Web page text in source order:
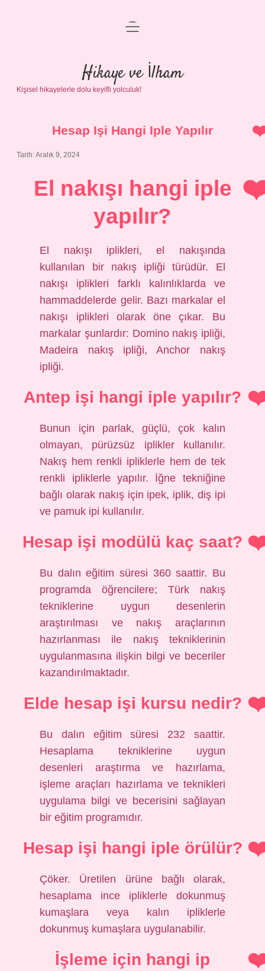
Anasayfa
Gizlilik Politikası
Yasal Uyarı
menüyü
Hikaye ve İlham
Kişisel hikayelerle dolu keyifli yolculuk!
Hesap Işi Hangi Iple Yapılır
Tarih: Aralık 9, 2024
El nakışı hangi iple
yapılır?
El nakışı iplikleri, el nakışında
kullanılan bir nakış ipliği türüdür. El
nakışı iplikleri farklı kalınlıklarda ve
hammaddelerde gelir. Bazı markalar el
nakışı iplikleri olarak öne çıkar. Bu
markalar şunlardır: Domino nakış ipliği,
Madeira nakış ipliği, Anchor nakış
ipliği.
Antep işi hangi iple yapılır?
Bunun için parlak, güçlü, çok kalın
olmayan, pürüzsüz iplikler kullanılır.
Nakış hem renkli ipliklerle hem de tek
renkli ipliklerle yapılır. İğne tekniğine
bağlı olarak nakış için ipek, iplik, diş ipi
ve pamuk ipi kullanılır.
Hesap işi modülü kaç saat?
Bu dalın eğitim süresi 360 saattir. Bu
programda öğrencilere; Türk nakış
tekniklerine uygun desenlerin
araştırılması ve nakış araçlarının
hazırlanması ile nakış tekniklerinin
uygulanmasına ilişkin bilgi ve beceriler
kazandırılmaktadır.
Elde hesap işi kursu nedir?
Bu dalın eğitim süresi 232 saattir.
Hesaplama tekniklerine uygun
desenleri araştırma ve hazırlama,
işleme araçları hazırlama ve teknikleri
uygulama bilgi ve becerisini sağlayan
bir eğitim programıdır.
Hesap işi hangi iple örülür?
Çöker. Üretilen ürüne bağlı olarak,
hesaplama ince ipliklerle dokunmuş
kumaşlara veya kalın ipliklerle
dokunmuş kumaşlara uygulanabilir.
İşleme için hangi ip